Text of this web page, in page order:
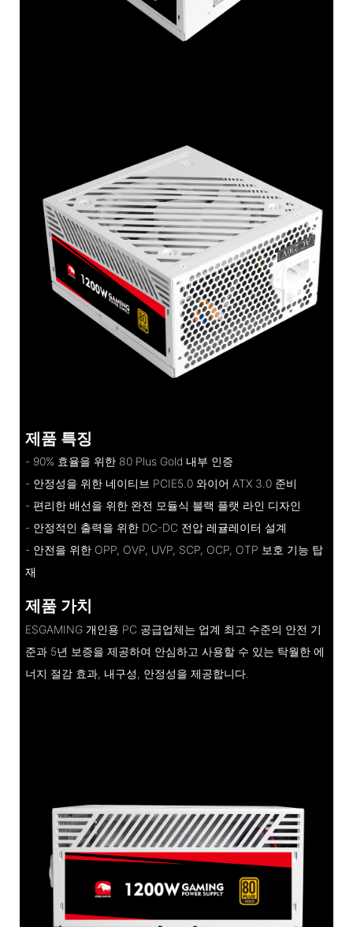
제품 특징
- 90% 효율을 위한 80 Plus Gold 내부 인증
- 안정성을 위한 네이티브 PCIE5.0 와이어 ATX 3.0 준비
- 편리한 배선을 위한 완전 모듈식 블랙 플랫 라인 디자인
- 안정적인 출력을 위한 DC-DC 전압 레귤레이터 설계
- 안전을 위한 OPP, OVP, UVP, SCP, OCP, OTP 보호 기능 탑
재
제품 가치
ESGAMING 개인용 PC 공급업체는 업계 최고 수준의 안전 기
준과 5년 보증을 제공하여 안심하고 사용할 수 있는 탁월한 에
너지 절감 효과, 내구성, 안정성을 제공합니다.